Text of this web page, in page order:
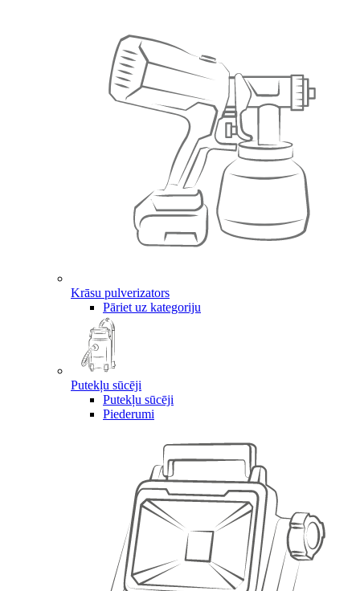
Krāsu pulverizators
Pāriet uz kategoriju
Putekļu sūcēji
Putekļu sūcēji
Piederumi